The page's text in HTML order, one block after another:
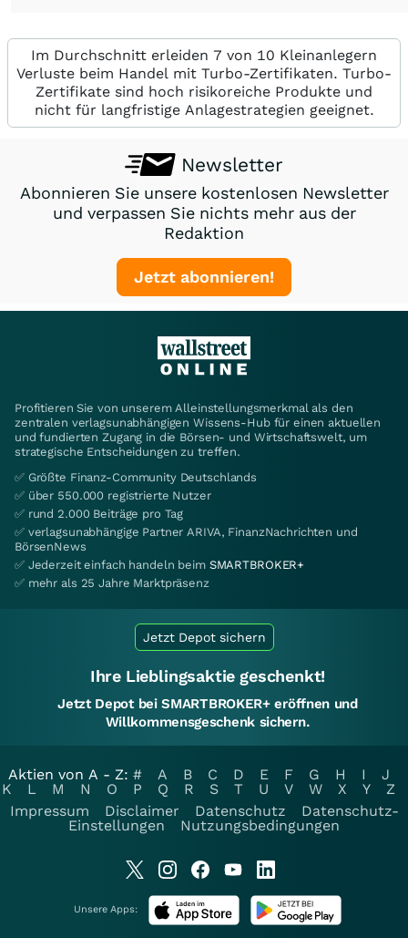
Im Durchschnitt erleiden 7 von 10 Kleinanlegern
Verluste beim Handel mit Turbo-Zertifikaten. Turbo-
Zertifikate sind hoch risikoreiche Produkte und
nicht für langfristige Anlagestrategien geeignet.
Newsletter
Abonnieren Sie unsere kostenlosen Newsletter
und verpassen Sie nichts mehr aus der
Redaktion
Jetzt abonnieren!
Profitieren Sie von unserem Alleinstellungsmerkmal als den
zentralen verlagsunabhängigen Wissens-Hub für einen aktuellen
und fundierten Zugang in die Börsen- und Wirtschaftswelt, um
strategische Entscheidungen zu treffen.
✅ Größte Finanz-Community Deutschlands
✅ über 550.000 registrierte Nutzer
✅ rund 2.000 Beiträge pro Tag
✅ verlagsunabhängige Partner ARIVA, FinanzNachrichten und
BörsenNews
✅ Jederzeit einfach handeln beim SMARTBROKER+
✅ mehr als 25 Jahre Marktpräsenz
Jetzt Depot sichern
Ihre Lieblingsaktie geschenkt!
Jetzt Depot bei SMARTBROKER+ eröffnen und
Willkommensgeschenk sichern.
Aktien von A - Z: # A B C D E F G H I
J
K
L M N O P Q R S T U V W X Y
Z
Impressum
Disclaimer Datenschutz
Datenschutz-
Einstellungen
Nutzungsbedingungen
Unsere Apps: